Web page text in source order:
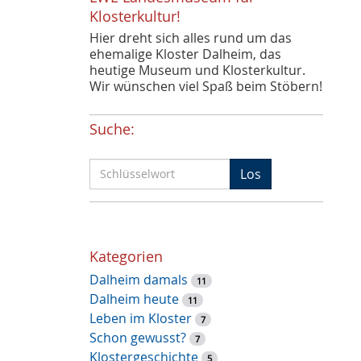
Klosterkultur!
Hier dreht sich alles rund um das
ehemalige Kloster Dalheim, das
heutige Museum und Klosterkultur.
Wir wünschen viel Spaß beim Stöbern!
Suche:
c
h
s
s
e
l
w
Los
Kategorien
Dalheim damals 11
Dalheim heute 11
Leben im Kloster 7
Schon gewusst? 7
Klostergeschichte 5